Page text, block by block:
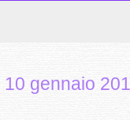
10 gennaio